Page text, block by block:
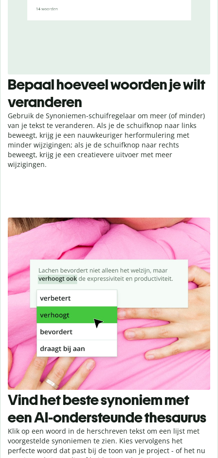
Bepaal hoeveel woorden je wilt
veranderen
Gebruik de Synoniemen-schuifregelaar om meer (of minder)
van je tekst te veranderen. Als je de schuifknop naar links
beweegt, krijg je een nauwkeuriger herformulering met
minder wijzigingen; als je de schuifknop naar rechts
beweegt, krijg je een creatievere uitvoer met meer
wijzigingen.
Vind het beste synoniem met
een AI-ondersteunde thesaurus
Klik op een woord in de herschreven tekst om een lijst met
voorgestelde synoniemen te zien. Kies vervolgens het
perfecte woord dat past bij de toon van je project - of het nu